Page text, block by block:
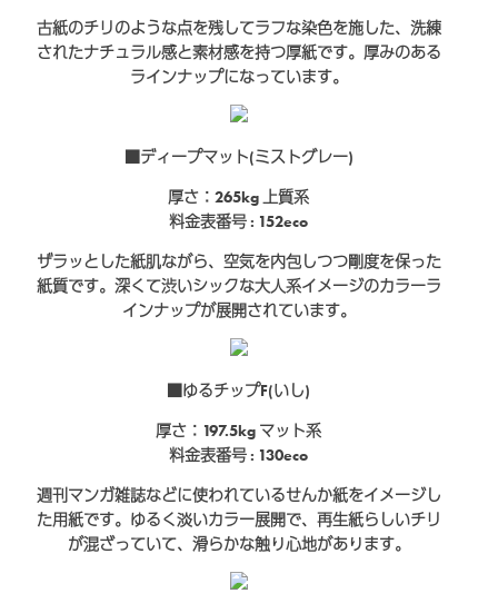
古紙のチリのような点を残してラフな染色を施した、洗練
されたナチュラル感と素材感を持つ厚紙です。厚みのある
ラインナップになっています。
■ディープマット(ミストグレー)
厚さ：265kg 上質系
料金表番号 : 152eco
ザラッとした紙肌ながら、空気を内包しつつ剛度を保った
紙質です。深くて渋いシックな大人系イメージのカラーラ
インナップが展開されています。
■ゆるチップF(いし)
厚さ：197.5kg マット系
料金表番号 : 130eco
週刊マンガ雑誌などに使われているせんか紙をイメージし
た用紙です。ゆるく淡いカラー展開で、再生紙らしいチリ
が混ざっていて、滑らかな触り心地があります。